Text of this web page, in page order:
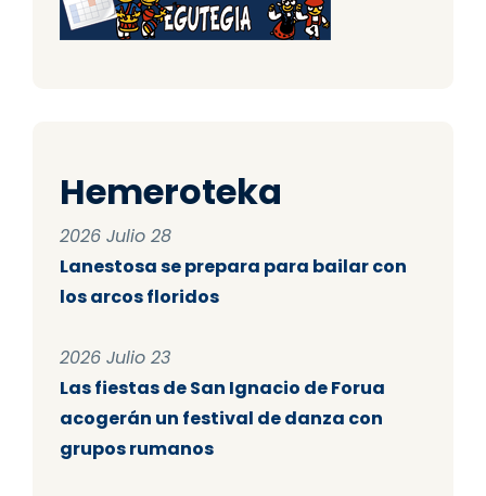
Hemeroteka
2026 Julio 28
Lanestosa se prepara para bailar con
los arcos floridos
2026 Julio 23
Las fiestas de San Ignacio de Forua
acogerán un festival de danza con
grupos rumanos